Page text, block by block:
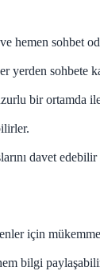
hemen sohbet
yerden sohbete
bir ortamda
davet
için
bilgi